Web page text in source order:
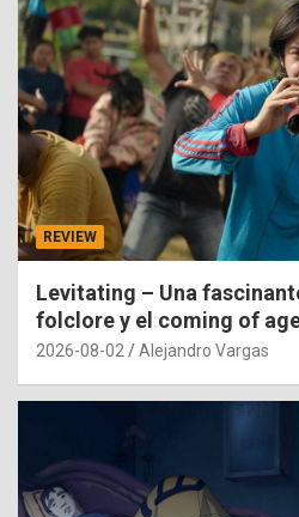
REVIEW
Levitating – Una
folclore y el coming of
2026-08-02 Alejandro Vargas